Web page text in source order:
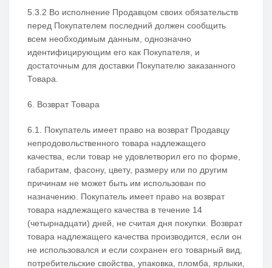
5.3.2 Во исполнение Продавцом своих обязательств
перед Покупателем последний должен сообщить
всем необходимым данным, однозначно
идентифицирующим его как Покупателя, и
достаточным для доставки Покупателю заказанного
Товара.
6. Возврат Товара
6.1. Покупатель имеет право на возврат Продавцу
непродовольственного товара надлежащего
качества, если товар не удовлетворил его по форме,
габаритам, фасону, цвету, размеру или по другим
причинам не может быть им использован по
назначению. Покупатель имеет право на возврат
товара надлежащего качества в течение 14
(четырнадцати) дней, не считая дня покупки. Возврат
товара надлежащего качества производится, если он
не использовался и если сохранен его товарный вид,
потребительские свойства, упаковка, пломба, ярлыки,